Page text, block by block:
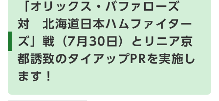
「オリックス・バファローズ
対 北海道日本ハムファイター
ズ」戦（7月30日）とリニア京
都誘致のタイアップPRを実施し
ます！